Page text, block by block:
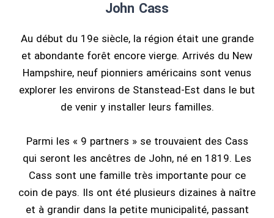
John Cass
Au début du 19e siècle, la région était une grande
et abondante forêt encore vierge. Arrivés du New
Hampshire, neuf pionniers américains sont venus
explorer les environs de Stanstead-Est dans le but
de venir y installer leurs familles.
Parmi les « 9 partners » se trouvaient des Cass
qui seront les ancêtres de John, né en 1819. Les
Cass sont une famille très importante pour ce
coin de pays. Ils ont été plusieurs dizaines à naître
et à grandir dans la petite municipalité, passant